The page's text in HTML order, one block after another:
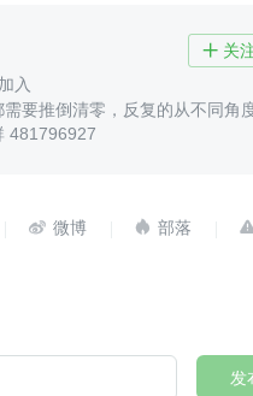
 关
入
要推倒清零，反复的从不同角
审视它，只愿给它一个可以讲的清的理由 交流QQ群 481796927
 
发